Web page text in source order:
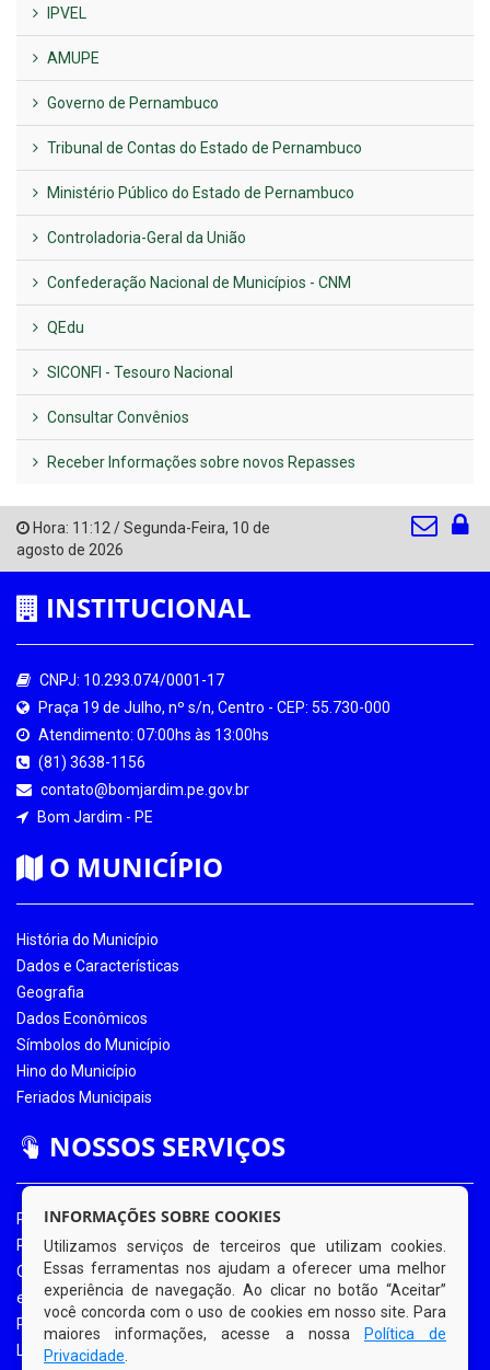
IPVEL
AMUPE
Governo de Pernambuco
Tribunal de Contas do Estado de Pernambuco
Ministério Público do Estado de Pernambuco
Controladoria-Geral da União
Confederação Nacional de Municípios - CNM
QEdu
SICONFI - Tesouro Nacional
Consultar Convênios
Receber Informações sobre novos Repasses
Hora: 11:12/Segunda-Feira, 10 de
agosto de 2026
INSTITUCIONAL
CNPJ: 10.293.074/0001-17
Praça 19 de Julho, nº s/n, Centro - CEP: 55.730-000
Atendimento: 07:00hs às 13:00hs
(81) 3638-1156
contato@bomjardim.pe.gov.br
Bom Jardim - PE
O MUNICÍPIO
História do Município
Dados e Características
Geografia
Dados Econômicos
Símbolos do Município
Hino do Município
Feriados Municipais
NOSSOS SERVIÇOS
Portal da Transparência
Portal da Transparência COVID-19
Ouvidoria Eletrônica
e-SIC
Processos de Licitação
Licitações em Andamento
INFORMAÇÕES SOBRE COOKIES
Utilizamos serviços de terceiros que utilizam cookies.
Essas ferramentas nos ajudam a oferecer uma melhor
experiência de navegação. Ao clicar no botão “Aceitar”
você concorda com o uso de cookies em nosso site. Para
maiores informações, acesse a nossa
Política de
Privacidade